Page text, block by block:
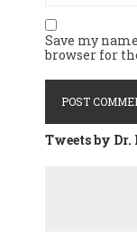
Save my
browser for
Tweets by